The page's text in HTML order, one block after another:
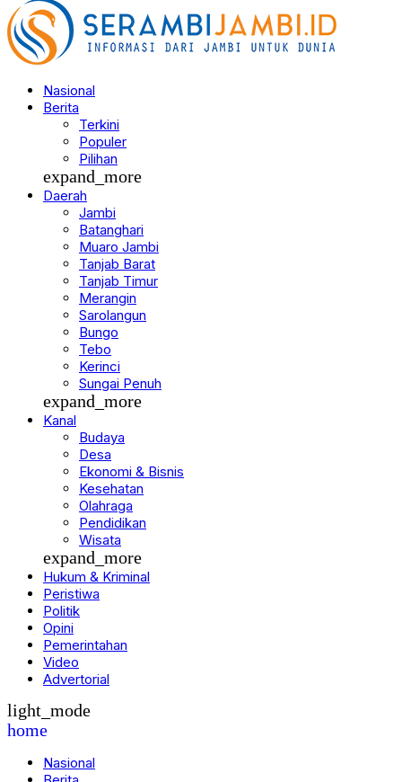
Berita
Populer
Pilihan
expand_more
Daerah
Jambi
Batanghari
Muaro Jambi
Tanjab Barat
Tanjab Timur
Merangin
Sarolangun
Bungo
Tebo
Kerinci
Sungai Penuh
expand_more
Kanal
Desa
Ekonomi & Bisnis
Kesehatan
Olahraga
Pendidikan
Wisata
expand_more
Hukum & Kriminal
Peristiwa
Politik
Opini
Pemerintahan
Video
Advertorial
home
Berita